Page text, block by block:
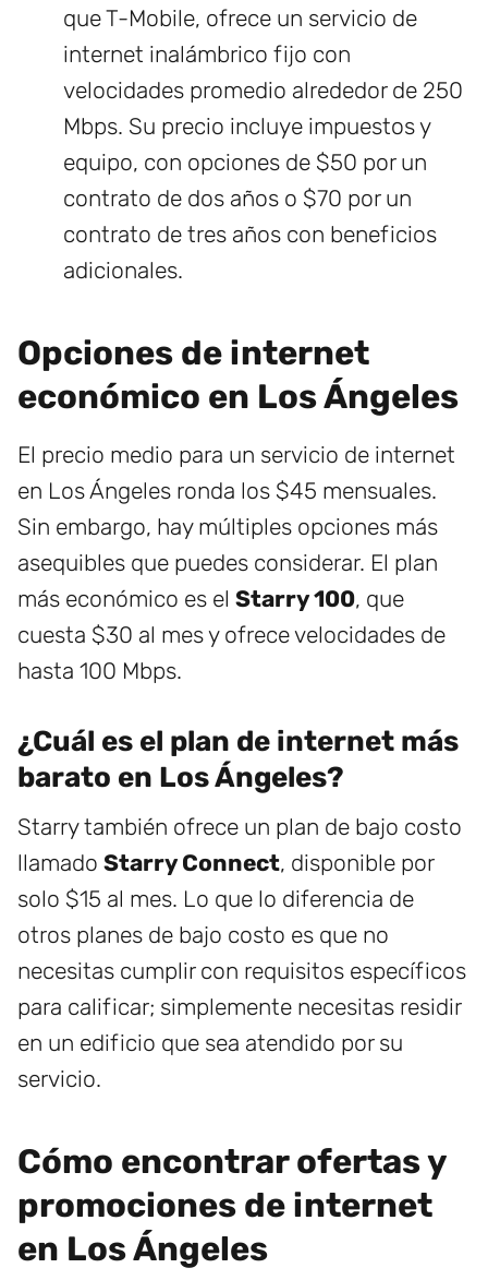
que T-Mobile, ofrece un servicio de
internet inalámbrico fijo con
velocidades promedio alrededor de 250
Mbps. Su precio incluye impuestos y
equipo, con opciones de $50 por un
contrato de dos años o $70 por un
contrato de tres años con beneficios
adicionales.
Opciones de internet
económico en Los Ángeles
El precio medio para un servicio de internet
en Los Ángeles ronda los $45 mensuales.
Sin embargo, hay múltiples opciones más
asequibles que puedes considerar. El plan
más económico es el Starry 100, que
cuesta $30 al mes y ofrece velocidades de
hasta 100 Mbps.
¿Cuál es el plan de internet más
barato en Los Ángeles?
Starry también ofrece un plan de bajo costo
llamado Starry Connect, disponible por
solo $15 al mes. Lo que lo diferencia de
otros planes de bajo costo es que no
necesitas cumplir con requisitos específicos
para calificar; simplemente necesitas residir
en un edificio que sea atendido por su
servicio.
Cómo encontrar ofertas y
promociones de internet
en Los Ángeles